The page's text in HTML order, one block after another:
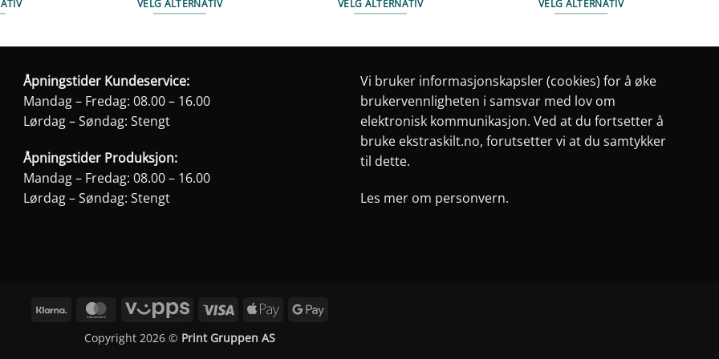
VELG ALTERNATIV
flere
varianter.
på
VELG ALTERNATIV
flere
varianter.
Alternativene
kan
velges
på
VELG ALTERNATIV
flere
varianter.
Alternativene
kan
Åpningstider Kundeservice:
Mandag – Fredag: 08.00 – 16.00
Lørdag – Søndag: Stengt
Åpningstider Produksjon:
Mandag – Fredag: 08.00 – 16.00
Lørdag – Søndag: Stengt
Vi bruker informasjonskapsler (cookies) for å øke
brukervennligheten i samsvar med lov om
elektronisk kommunikasjon. Ved at du fortsetter å
bruke ekstraskilt.no, forutsetter vi at du samtykker
til dette.
Les mer om personvern.
Klarna MasterCard Vipps Visa
Apple
Google
Copyright 2026 © Print Gruppen AS